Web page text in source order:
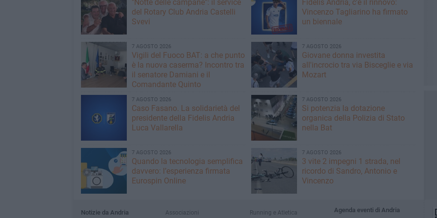
"Notte delle campane": il service
del Rotary Club Andria Castelli
Svevi
Fidelis Andria, c'è il rinnovo:
Vincenzo Tagliarino ha firmato
un biennale
7 AGOSTO 2026
​Vigili del Fuoco BAT: a che punto
è la nuova caserma? Incontro tra
il senatore Damiani e il
Comandante Quinto
7 AGOSTO 2026
Giovane donna investita
all'incrocio tra via Bisceglie e via
Mozart
7 AGOSTO 2026
Caso Fasano. La solidarietà del
presidente della Fidelis Andria
Luca Vallarella
7 AGOSTO 2026
Si potenzia la dotazione
organica della Polizia di Stato
nella Bat
7 AGOSTO 2026
Quando la tecnologia semplifica
davvero: l’esperienza firmata
Eurospin Online
7 AGOSTO 2026
3 vite 2 impegni 1 strada, nel
ricordo di Sandro, Antonio e
Vincenzo
Notizie da Andria Associazioni Running e Atletica Agenda eventi di Andria